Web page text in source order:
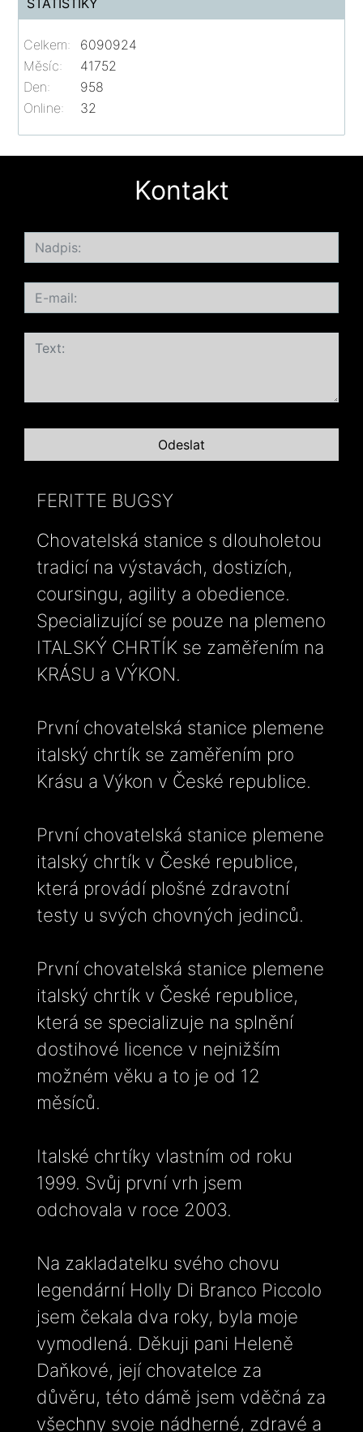
STATISTIKY
Online: 32
Celkem:
6090924
Měsíc:
41752
Den:
958
Kontakt
FERITTE BUGSY
Chovatelská stanice s dlouholetou
tradicí na výstavách, dostizích,
coursingu, agility a obedience.
Specializující se pouze na plemeno
ITALSKÝ CHRTÍK se zaměřením na
KRÁSU a VÝKON.
První chovatelská stanice plemene
italský chrtík se zaměřením pro
Krásu a Výkon v České republice.
První chovatelská stanice plemene
italský chrtík v České republice,
která provádí plošné zdravotní
testy u svých chovných jedinců.
První chovatelská stanice plemene
italský chrtík v České republice,
která se specializuje na splnění
dostihové licence v nejnižším
možném věku a to je od 12
měsíců.
Italské chrtíky vlastním od roku
1999. Svůj první vrh jsem
odchovala v roce 2003.
Na zakladatelku svého chovu
legendární Holly Di Branco Piccolo
jsem čekala dva roky, byla moje
vymodlená. Děkuji pani Heleně
Daňkové, její chovatelce za
důvěru, této dámě jsem vděčná za
všechny svoje nádherné, zdravé a